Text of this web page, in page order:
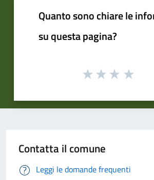
Quanto sono chiare le
su questa pagina?
Contatta il comune
Leggi le domande frequenti